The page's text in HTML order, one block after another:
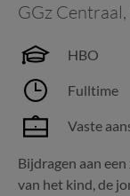
GGz Centraal,
HBO
Fulltime
Vaste
Bijdragen aan
van het kind, de